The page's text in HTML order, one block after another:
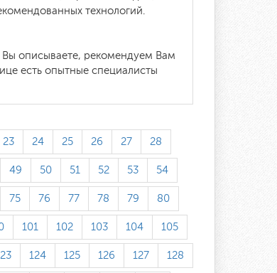
технологий.
Вы описываете, рекомендуем Вам
есть опытные специалисты
23 24 25 26 27 28
49 50 51 52 53 54
75 76 77 78 79 80
101 102 103 104 105
124 125 126 127 128